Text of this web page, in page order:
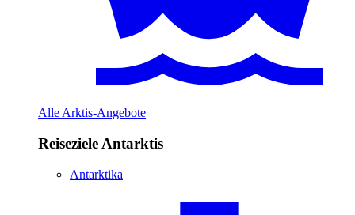
Alle Arktis-Angebote
Reiseziele Antarktis
Antarktika